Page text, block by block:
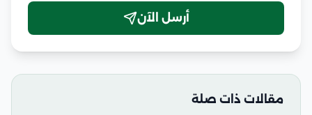
أرسل الآن
مقالات ذات صلة